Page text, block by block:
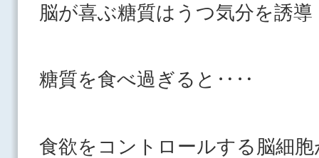
脳が喜ぶ糖質はうつ気分を誘導
糖質を食べ過ぎると‥‥
食欲をコントロールする脳細